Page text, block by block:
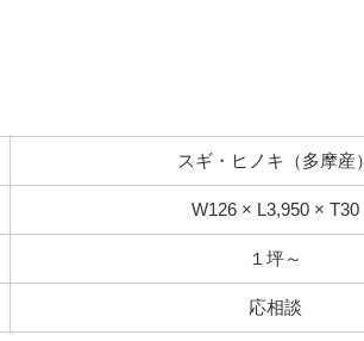
スギ・ヒノキ（多摩産）
W126 × L3,950 × T30
１坪～
応相談